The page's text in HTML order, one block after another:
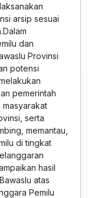
arsip sesuai
dan
Provinsi
potensi
pemerintah
serta
memantau,
di tingkat
hasil
atas
Pemilu